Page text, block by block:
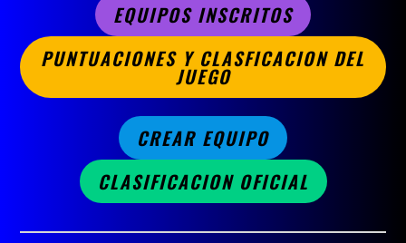
EQUIPOS INSCRITOS
PUNTUACIONES Y CLASFICACION DEL
JUEGO
CREAR EQUIPO
CLASIFICACION OFICIAL